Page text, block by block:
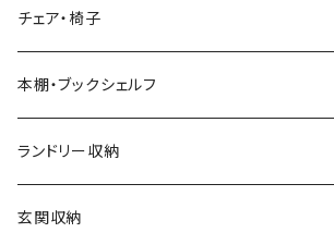
モダン
カントリー
アンティーク
ヨーロピアン
電動リクライニングソファ
ディスプレイラック
ハンガーラック・ポールハンガー
ダストボックス
ハンキングラック
プランター用品
チェア・椅子
スツール
カウンターチェア
デザイナーズチェア
本棚・ブックシェルフ
ランドリー収納
玄関収納